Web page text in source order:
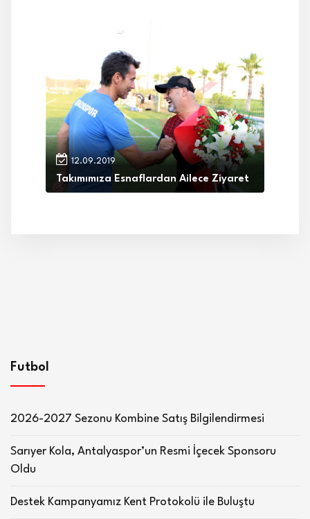
12.09.2019
Takımımıza Esnaflardan Ailece Ziyaret
Futbol
2026-2027 Sezonu Kombine Satış Bilgilendirmesi
Sarıyer Kola, Antalyaspor’un Resmi İçecek Sponsoru
Oldu
Destek Kampanyamız Kent Protokolü ile Buluştu